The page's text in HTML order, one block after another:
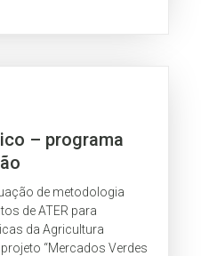
– programa
de metodologia
de ATER para
da Agricultura
“Mercados Verdes